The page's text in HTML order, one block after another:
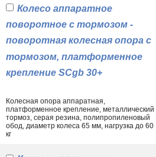
Колесо аппаратное
поворотное с тормозом -
поворотная колесная опора с
тормозом, платформенное
крепление SCgb 30+
Колесная опора аппаратная,
платформенное крепление, металлический
тормоз, серая резина, полипропиленовый
обод, диаметр колеса 65 мм, нагрузка до 60
кг